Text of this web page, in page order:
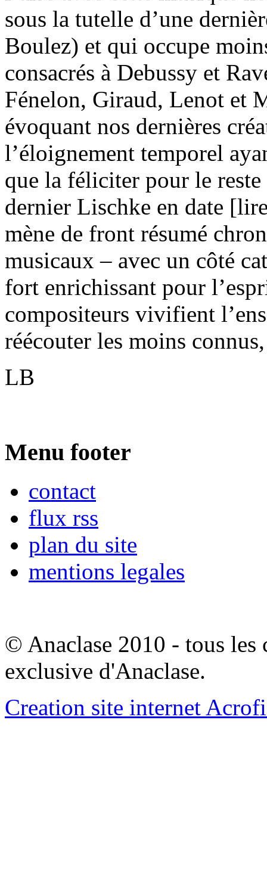
sous la tutelle d’une
Boulez) et qui occupe
consacrés à Debussy et
Fénelon, Giraud, Lenot et
évoquant nos dernières
l’éloignement temporel
que la féliciter pour le
dernier Lischke en date
mène de front résumé
musicaux – avec un côté
fort enrichissant pour
compositeurs vivifient
réécouter les moins
LB
Menu footer
contact
flux rss
plan du site
mentions legales
© Anaclase 2010 - tous les
exclusive d'Anaclase.
Creation site internet